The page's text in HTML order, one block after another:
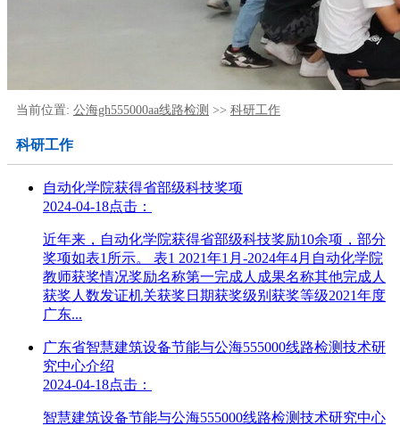
当前位置: 公海gh555000aa线路检测 >> 科研工作
科研工作
自动化学院获得省部级科技奖项
2024-04-18点击：
近年来，自动化学院获得省部级科技奖励10余项，部分
奖项如表1所示。 表1 2021年1月-2024年4月自动化学院
教师获奖情况奖励名称第一完成人成果名称其他完成人
获奖人数发证机关获奖日期获奖级别获奖等级2021年度
广东...
广东省智慧建筑设备节能与公海555000线路检测技术研
究中心介绍
2024-04-18点击：
智慧建筑设备节能与公海555000线路检测技术研究中心